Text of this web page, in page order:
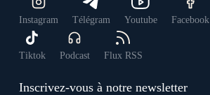
Instagram Télégram Youtube Facebook
Tiktok Podcast Flux RSS
Inscrivez-vous à notre newsletter